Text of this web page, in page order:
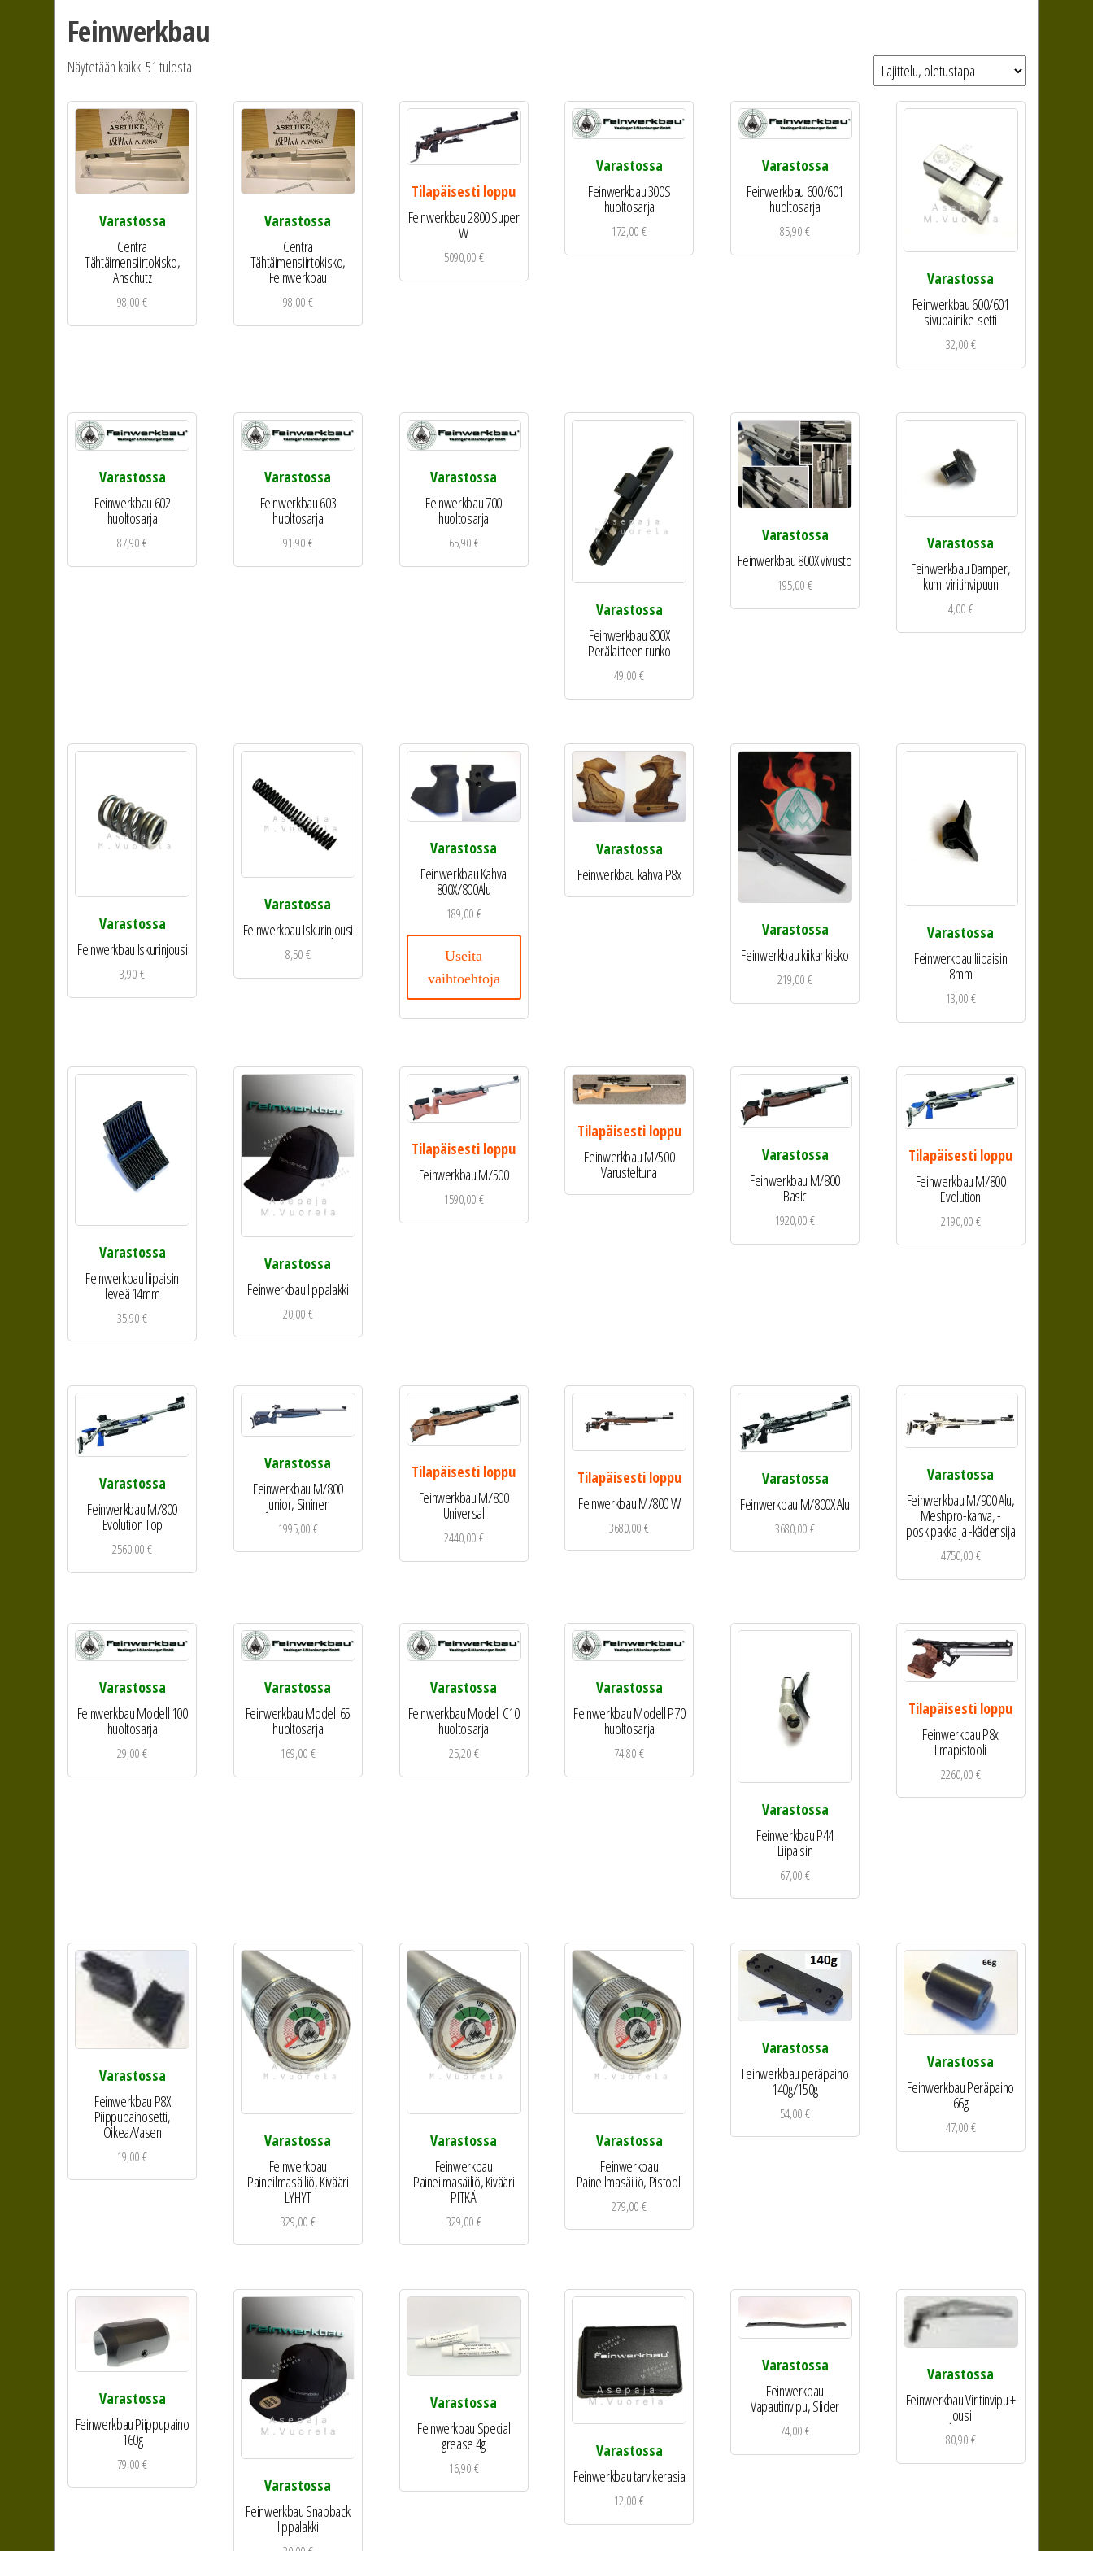
Feinwerkbau
Näytetään kaikki 51 tulosta
Varastossa
Centra
Tähtäimensiirtokisko,
Anschutz
98,00€
Varastossa
Centra
Tähtäimensiirtokisko,
Feinwerkbau
98,00€
Tilapäisesti loppu
Feinwerkbau 2800 Super
W
5090,00€
Varastossa
Feinwerkbau 300S
huoltosarja
172,00€
Varastossa
Feinwerkbau 600/601
huoltosarja
85,90€
Varastossa
Feinwerkbau 600/601
sivupainike-setti
32,00€
Varastossa
Feinwerkbau 602
huoltosarja
87,90€
Varastossa
Feinwerkbau 603
huoltosarja
91,90€
Varastossa
Feinwerkbau 700
huoltosarja
65,90€
Varastossa
Feinwerkbau 800X
Perälaitteen runko
49,00€
Varastossa
Feinwerkbau 800X vivusto
195,00€
Varastossa
Feinwerkbau Damper,
kumi viritinvipuun
4,00€
Varastossa
Feinwerkbau Iskurinjousi
3,90€
Varastossa
Feinwerkbau Iskurinjousi
8,50€
Varastossa
Feinwerkbau Kahva
800X/800Alu
189,00€
Useita
vaihtoehtoja
Varastossa
Feinwerkbau kahva P8x
Varastossa
Feinwerkbau kiikarikisko
219,00€
Varastossa
Feinwerkbau liipaisin
8mm
13,00€
Varastossa
Feinwerkbau liipaisin
leveä 14mm
35,90€
Varastossa
Feinwerkbau lippalakki
20,00€
Tilapäisesti loppu
Feinwerkbau M/500
1590,00€
Tilapäisesti loppu
Feinwerkbau M/500
Varusteltuna
Varastossa
Feinwerkbau M/800
Basic
1920,00€
Tilapäisesti loppu
Feinwerkbau M/800
Evolution
2190,00€
Varastossa
Feinwerkbau M/800
Evolution Top
2560,00€
Varastossa
Feinwerkbau M/800
Junior, Sininen
1995,00€
Tilapäisesti loppu
Feinwerkbau M/800
Universal
2440,00€
Tilapäisesti loppu
Feinwerkbau M/800 W
3680,00€
Varastossa
Feinwerkbau M/800X Alu
3680,00€
Varastossa
Feinwerkbau M/900 Alu,
Meshpro-kahva, -
poskipakka ja -kädensija
4750,00€
Varastossa
Feinwerkbau Modell 100
huoltosarja
29,00€
Varastossa
Feinwerkbau Modell 65
huoltosarja
169,00€
Varastossa
Feinwerkbau Modell C10
huoltosarja
25,20€
Varastossa
Feinwerkbau Modell P70
huoltosarja
74,80€
Varastossa
Feinwerkbau P44
Liipaisin
67,00€
Tilapäisesti loppu
Feinwerkbau P8x
Ilmapistooli
2260,00€
Varastossa
Feinwerkbau P8X
Piippupainosetti,
Oikea/Vasen
19,00€
Varastossa
Feinwerkbau
Paineilmasäiliö, Kivääri
LYHYT
329,00€
Varastossa
Feinwerkbau
Paineilmasäiliö, Kivääri
PITKÄ
329,00€
Varastossa
Feinwerkbau
Paineilmasäiliö, Pistooli
279,00€
Varastossa
Feinwerkbau peräpaino
140g/150g
54,00€
Varastossa
Feinwerkbau Peräpaino
66g
47,00€
Varastossa
Feinwerkbau Piippupaino
160g
79,00€
Varastossa
Feinwerkbau Snapback
lippalakki
Varastossa
Feinwerkbau Special
grease 4g
16,90€
Varastossa
Feinwerkbau tarvikerasia
12,00€
Varastossa
Feinwerkbau
Vapautinvipu, Slider
74,00€
Varastossa
Feinwerkbau Viritinvipu +
jousi
80,90€